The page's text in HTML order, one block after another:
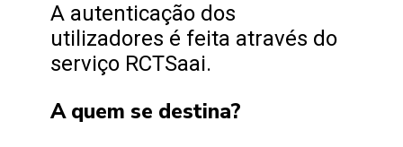
A autenticação dos
utilizadores é feita através do
serviço RCTSaai.
A quem se destina?